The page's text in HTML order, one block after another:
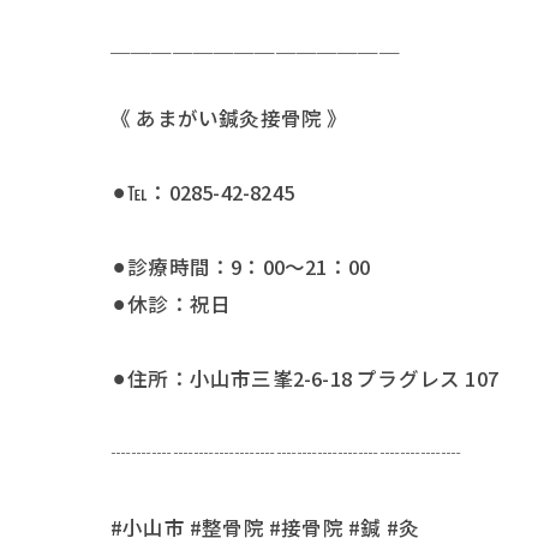
《 あまがい鍼灸接骨院 》
⚫︎℡：0285-42-8245
⚫︎診療時間：9：00〜21：00
⚫︎休診：祝日
⚫︎住所：小山市三峯2-6-18 プラグレス 107
┈┈┈┈┈┈┈┈┈┈┈┈┈┈┈┈┈
#小山市 #整骨院 #接骨院 #鍼 #灸